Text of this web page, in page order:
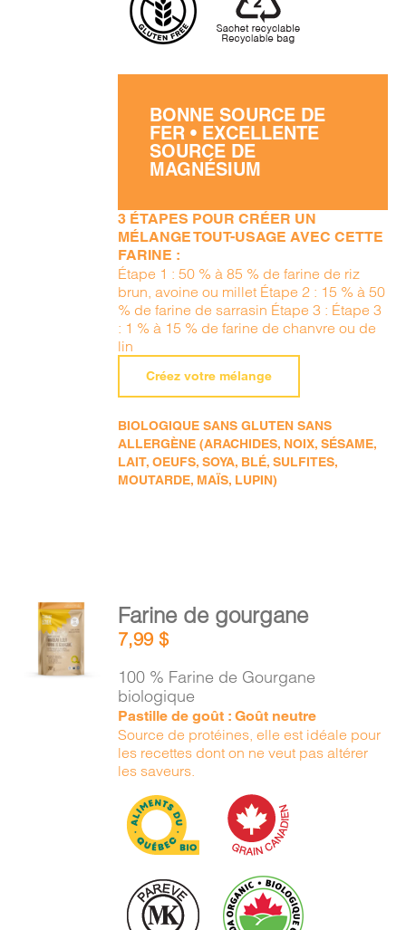
BONNE SOURCE DE
FER • EXCELLENTE
SOURCE DE
MAGNÉSIUM
3 ÉTAPES POUR CRÉER UN
MÉLANGE TOUT-USAGE AVEC CETTE
FARINE :
Étape 1 : 50 % à 85 % de farine de riz
brun, avoine ou millet Étape 2 : 15 % à 50
% de farine de sarrasin Étape 3 : Étape 3
: 1 % à 15 % de farine de chanvre ou de
lin
Créez votre mélange
BIOLOGIQUE SANS GLUTEN SANS
ALLERGÈNE (ARACHIDES, NOIX, SÉSAME,
LAIT, OEUFS, SOYA, BLÉ, SULFITES,
MOUTARDE, MAÏS, LUPIN)
AJOUTER
AU
PANIER
Farine de gourgane
7,99$
100 % Farine de Gourgane
biologique
Pastille de goût : Goût neutre
Source de protéines, elle est idéale pour
les recettes dont on ne veut pas altérer
les saveurs.